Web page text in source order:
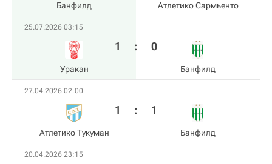
Банфилд Атлетико Сармьенто
25.07.2026 03:15
Уракан
1 : 0
Банфилд
27.04.2026 02:00
Атлетико Тукуман
1 : 1
Банфилд
20.04.2026 23:15